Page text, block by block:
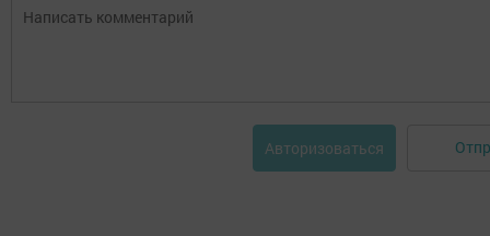
Авторизоваться